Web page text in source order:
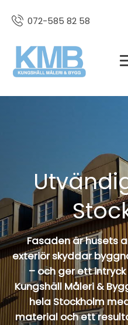
072-585 82 58
Fasaden är husets
exteriör skyddar
– och ger ett
Kungshäll Måleri &
hela Stockholm
material och ett